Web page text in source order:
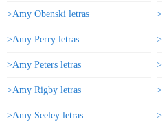
>Amy Obenski letras
>Amy Perry letras
>Amy Peters letras
>Amy Rigby letras
>Amy Seeley letras